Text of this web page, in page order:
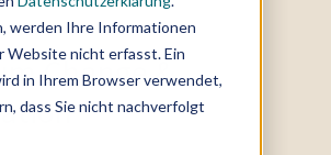
werden Ihre Informationen
Website nicht erfasst. Ein
in Ihrem Browser verwendet,
dass Sie nicht nachverfolgt
Change &